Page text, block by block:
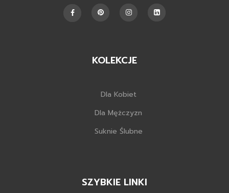
KOLEKCJE
Dla Kobiet
Dla Mężczyzn
Suknie Ślubne
SZYBKIE LINKI